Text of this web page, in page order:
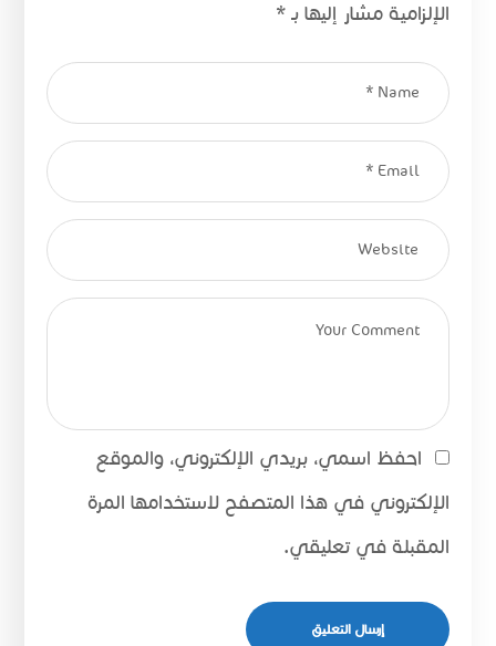
الإلزامية مشار إليها بـ*
احفظ اسمي، بريدي الإلكتروني، والموقع
الإلكتروني في هذا المتصفح لاستخدامها المرة
المقبلة في تعليقي.